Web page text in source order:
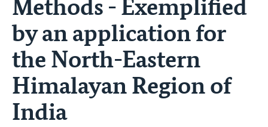
by an application for
the North-Eastern
Himalayan Region of
India